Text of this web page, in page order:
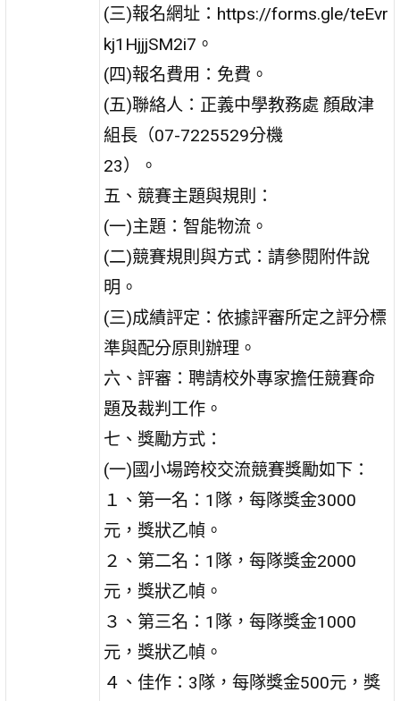
(三)報名網址：https://forms.gle/teEvr
kj1HjjjSM2i7。
(四)報名費用：免費。
(五)聯絡人：正義中學教務處 顏啟津
組長（07-7225529分機
23）。
五、競賽主題與規則：
(一)主題：智能物流。
(二)競賽規則與方式：請參閱附件說
明。
(三)成績評定：依據評審所定之評分標
準與配分原則辦理。
六、評審：聘請校外專家擔任競賽命
題及裁判工作。
七、獎勵方式：
(一)國小場跨校交流競賽獎勵如下：
１、第一名：1隊，每隊獎金3000
元，獎狀乙幀。
２、第二名：1隊，每隊獎金2000
元，獎狀乙幀。
３、第三名：1隊，每隊獎金1000
元，獎狀乙幀。
４、佳作：3隊，每隊獎金500元，獎